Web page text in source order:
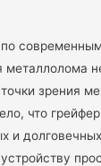
зрения
что
и